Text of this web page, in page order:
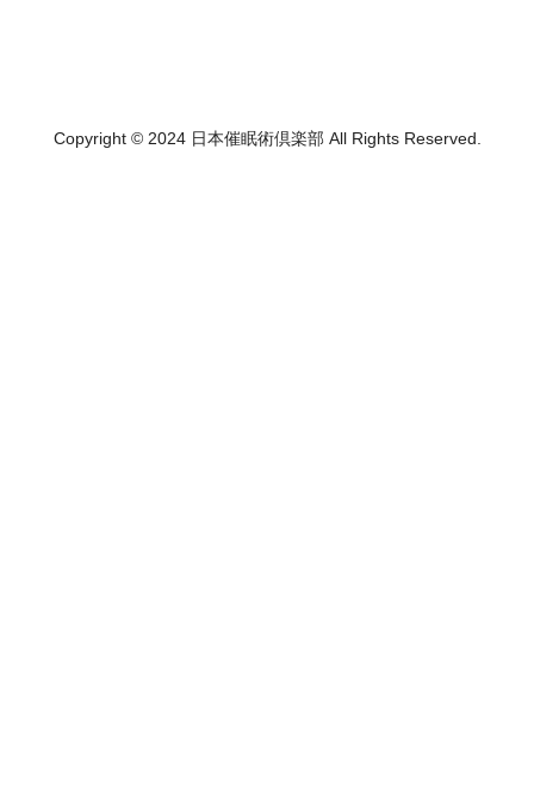
Copyright © 2024 日本催眠術倶楽部 All Rights Reserved.